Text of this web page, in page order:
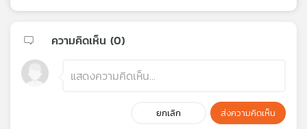
ความคิดเห็น (0)
ยกเลิก ส่งความคิดเห็น